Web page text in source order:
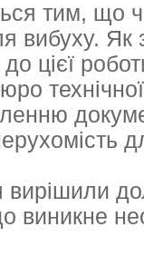
тим, що
Як
до цієї
вирішили
виникне